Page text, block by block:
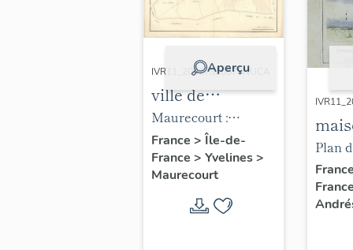
Aperçu
IVR11_20027800678NUCA
ville de
Maurecourt
Maurecourt :
cadastre
napoléonien, section
D de Belle-Fontaine.
(AD Yvelines).
France > Île-de-
France > Yvelines>
Maurecourt
du
Plan
(AD
105).